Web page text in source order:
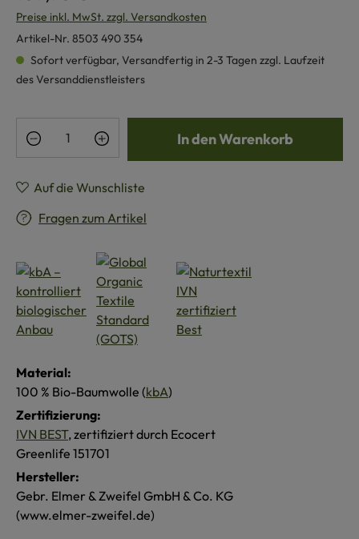
Preise inkl. MwSt. zzgl. Versandkosten
Artikel-Nr. 8503 490 354
Sofort verfügbar, Versandfertig in 2-3 Tagen zzgl. Laufzeit
des Versanddienstleisters
Produkt Anzahl: Gib den gewünschten
In den Warenkorb
Auf die Wunschliste
Fragen zum Artikel
Material:
100 % Bio-Baumwolle (kbA)
Zertifizierung:
IVN BEST, zertifiziert durch Ecocert
Greenlife 151701
Hersteller:
Gebr. Elmer & Zweifel GmbH & Co. KG
(www.elmer-zweifel.de)